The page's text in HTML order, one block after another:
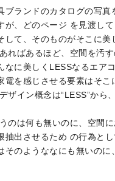
ブランドのカタログの写
が、どのページ を見渡し
して、そのものがそこに
ればあるほど、空間を汚
なに美しくLESSなるエア
電を感じさせる要素はそ
ザイン概念は“LESS”から
のは何も無いのに、空間
抽出させるため の行為と
そのようななにも無いの